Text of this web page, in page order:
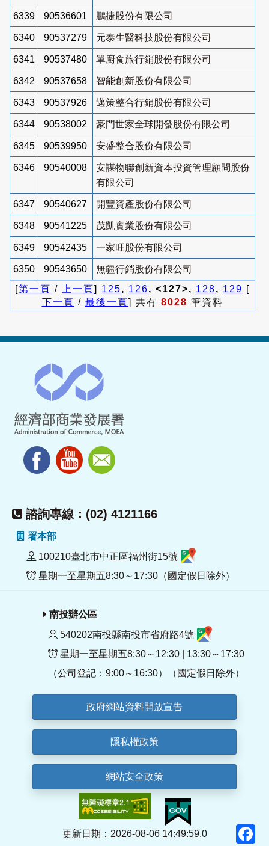
6339 90536601 鵬捷股份有限公司
6340 90537279 元泰生醫科技股份有限公司
6341 90537480 單廚食旅行銷股份有限公司
6342 90537658 智能創新股份有限公司
6343 90537926 邁策整合行銷股份有限公司
6344 90538002 豪門世家全球開發股份有限公司
6345 90539950 安盛整合股份有限公司
6346 90540008
安謀物聯創新資本投資管理顧問股份
有限公司
6347 90540627 開豐資產股份有限公司
6348 90541225 茂凱實業股份有限公司
6349 90542435 一家旺股份有限公司
6350 90543650
無疆行銷股份有限公司
[第一頁 / 上一頁] 125, 126, <127>, 128, 129 [
下一頁 / 最後一頁] 共有 8028 筆資料
諮詢專線：(02) 4121166
署本部
100210臺北市中正區福州街15號
星期一至星期五8:30～17:30（國定假日除外）
南投辦公區
540202南投縣南投市省府路4號
星期一至星期五8:30～12:30 | 13:30～17:30
（公司登記：9:00～16:30）（國定假日除外）
政府網站資料開放宣告
隱私權政策
網站安全政策
更新日期：2026-08-06 14:49:59.0